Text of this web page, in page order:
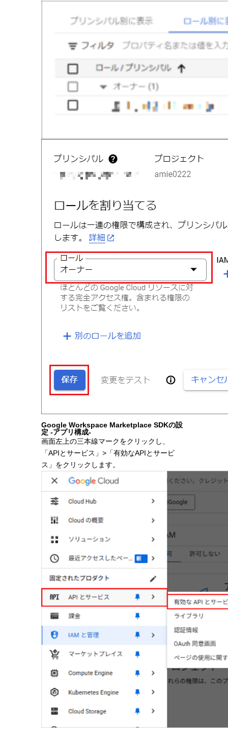
Google Workspace Marketplace SDKの設
定 -アプリ構成-
画面左上の三本線マークをクリックし、
「APIとサービス」>「有効なAPIとサービ
ス」をクリックします。